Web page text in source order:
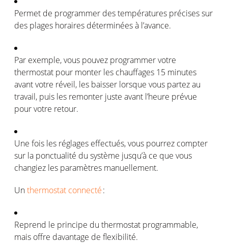
Permet de programmer destempératures précises sur
des plages horaires déterminéesà l’avance.
Par exemple,vous pouvez programmervotre
thermostat pour monter les chauffages 15 minutes
avantvotre réveil, les baisser lorsque vous partezau
travail, puis les remonter juste avant l’heure prévue
pourvotre retour.
Une fois les réglages effectués,vous pourrez compter
sur la ponctualité du système jusqu’à ce que vous
changiez les paramètres manuellement.
Unthermostat connecté:
Reprend le principe du thermostat programmable,
mais offre davantage de flexibilité.